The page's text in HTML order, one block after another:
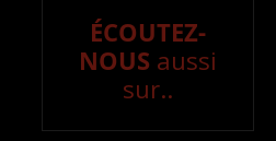
ÉCOUTEZ-
NOUS aussi
sur..